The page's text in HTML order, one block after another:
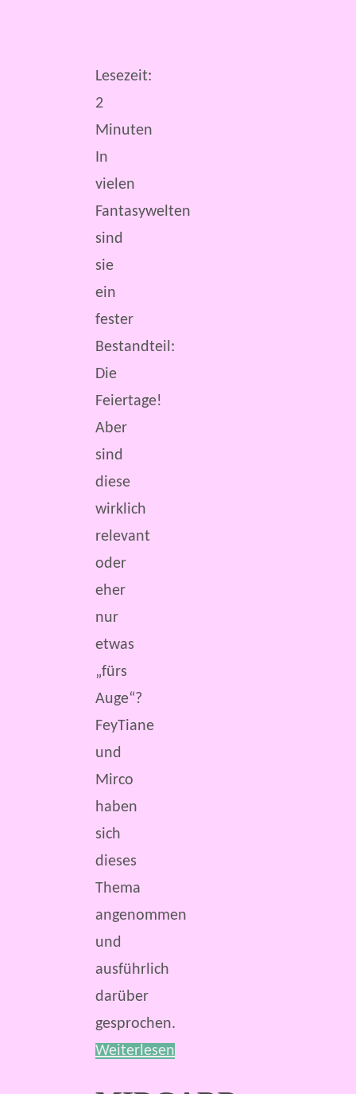
Lesezeit:
2
Minuten
In
vielen
Fantasywelten
sind
sie
ein
fester
Bestandteil:
Die
Feiertage!
Aber
sind
diese
wirklich
relevant
oder
eher
nur
etwas
„fürs
Auge“?
FeyTiane
und
Mirco
haben
sich
dieses
Thema
angenommen
und
ausführlich
darüber
gesprochen.
Weiterlesen